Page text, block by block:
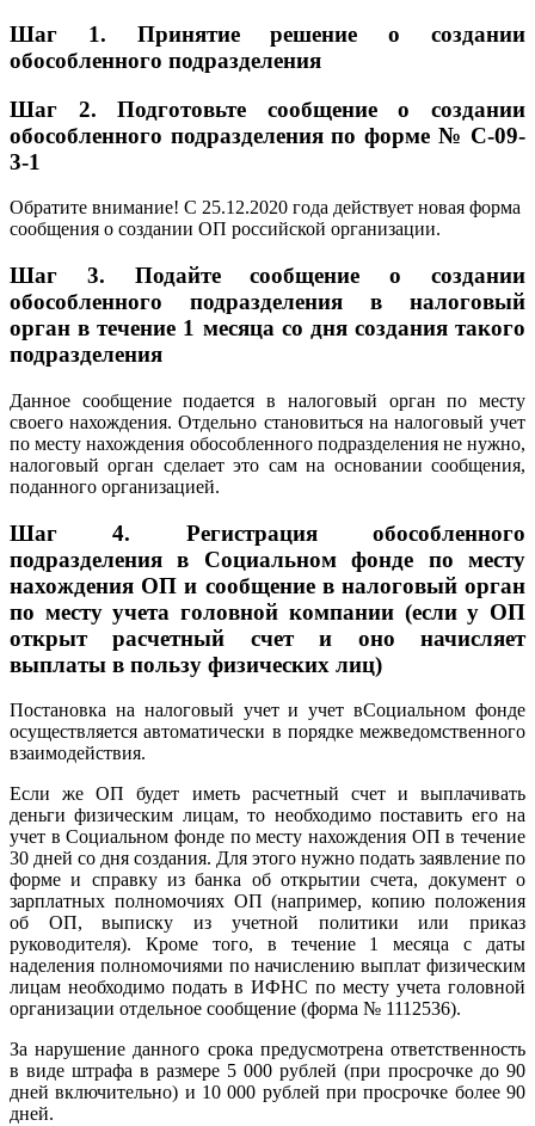
Шаг 1. Принятие решение о создании
обособленного подразделения
Шаг 2.Подготовьте сообщение о создании
обособленного подразделения по форме № С-09-
3-1
Обратите внимание! С 25.12.2020 года действует новая форма
сообщения о создании ОП российской организации.
Шаг 3. Подайте сообщение о создании
обособленного подразделения в налоговый
орган в течение 1 месяца со дня создания такого
подразделения
Данное сообщение подается в налоговый орган по месту
своего нахождения. Отдельно становиться на налоговый учет
по месту нахождения обособленного подразделения не нужно,
налоговый орган сделает это сам на основании сообщения,
поданного организацией.
Шаг 4. Регистрация обособленного
подразделения в Социальном фонде по месту
нахождения ОП и сообщение в налоговый орган
по месту учета головной компании (если у ОП
открыт расчетный счет и оно начисляет
выплаты в пользу физических лиц)
Постановка на налоговый учет и учет вСоциальном фонде
осуществляется автоматически в порядке межведомственного
взаимодействия.
Если же ОП будет иметь расчетный счет и выплачивать
деньги физическим лицам, то необходимо поставить его на
учет в Социальном фонде по месту нахождения ОП в течение
30 дней со дня создания. Для этого нужно подать заявление по
форме и справку из банка об открытии счета, документ о
зарплатных полномочиях ОП (например, копию положения
об ОП, выписку из учетной политики или приказ
руководителя). Кроме того, в течение 1 месяца с даты
наделения полномочиями по начислению выплат физическим
лицам необходимо подать в ИФНС по месту учета головной
организации отдельное сообщение (форма № 1112536).
За нарушение данного срока предусмотрена ответственность
в виде штрафа в размере 5 000 рублей (при просрочке до 90
дней включительно) и 10 000 рублей при просрочке более 90
дней.